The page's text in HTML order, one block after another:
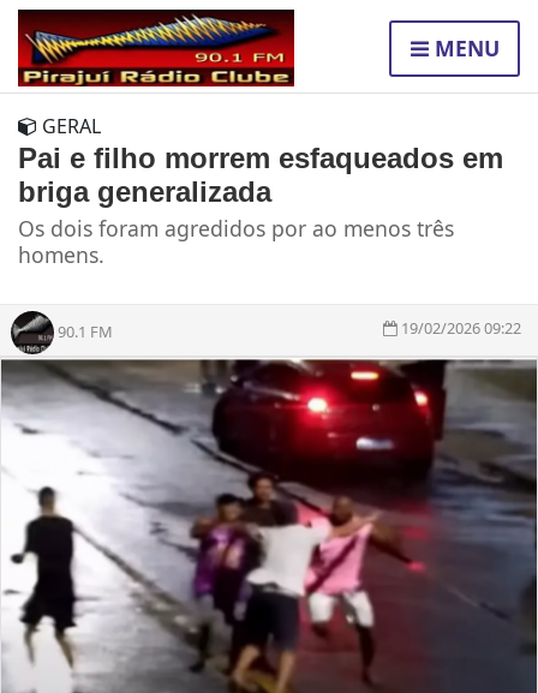
MENU
GERAL
Pai e filho morrem esfaqueados em
briga generalizada
Os dois foram agredidos por ao menos três
homens.
90.1 FM 19/02/2026 09:22